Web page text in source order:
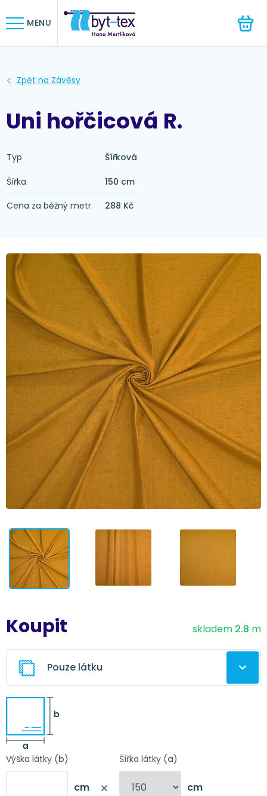
MENU
Uni hořčicová R.
Typ Šířková
Šířka
150 cm
Cena za běžný metr
288 Kč
Koupit skladem 2.8 m
Pouze látku
Vyberte úpravu závěsu
Nápověda
Výška látky (b)
cm
Šířka látky (a)
cm